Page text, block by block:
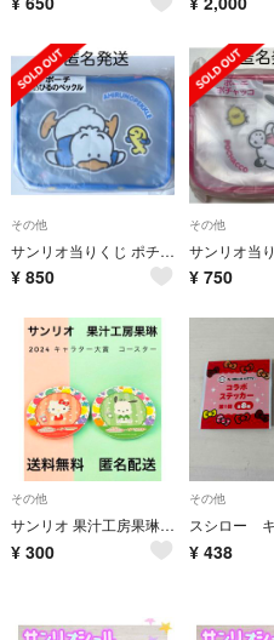
その他
サンリオ当りくじ ポチャッコペックル ポーチ あひるのペックル
¥ 850
その他
¥ 750
その他
サンリオ 果汁工房果琳 2024 キャラクター大賞 コースター
¥ 300
その他
¥ 438